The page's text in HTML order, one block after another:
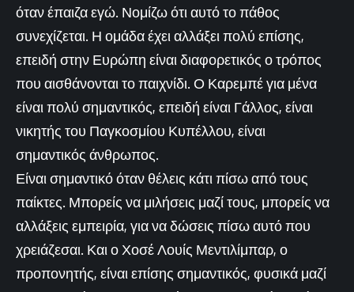
όταν έπαιζα εγώ. Νομίζω ότι αυτό το πάθος
συνεχίζεται. Η ομάδα έχει αλλάξει πολύ επίσης,
επειδή στην Ευρώπη είναι διαφορετικός ο τρόπος
που αισθάνονται το παιχνίδι. Ο Καρεμπέ για μένα
είναι πολύ σημαντικός, επειδή είναι Γάλλος, είναι
νικητής του Παγκοσμίου Κυπέλλου, είναι
σημαντικός άνθρωπος.
Είναι σημαντικό όταν θέλεις κάτι πίσω από τους
παίκτες. Μπορείς να μιλήσεις μαζί τους, μπορείς να
αλλάξεις εμπειρία, για να δώσεις πίσω αυτό που
χρειάζεσαι. Και ο Χοσέ Λουίς Μεντιλίμπαρ, ο
προπονητής, είναι επίσης σημαντικός, φυσικά μαζί